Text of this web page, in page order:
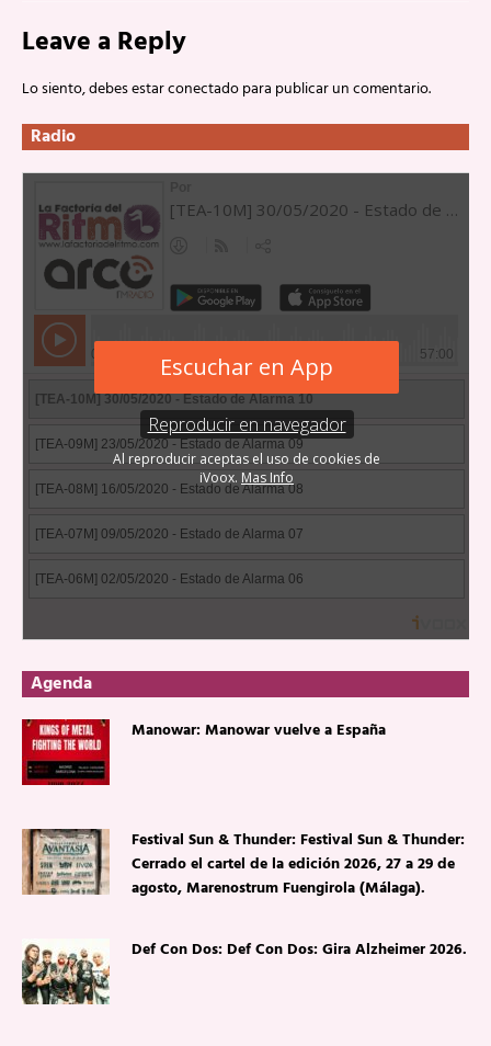
Leave a Reply
Lo siento, debes estarconectadopara publicar un comentario.
Radio
Agenda
Manowar: Manowar vuelve a España
Festival Sun & Thunder: Festival Sun & Thunder:
Cerrado el cartel de la edición 2026, 27 a 29 de
agosto, Marenostrum Fuengirola (Málaga).
Def Con Dos: Def Con Dos: Gira Alzheimer 2026.